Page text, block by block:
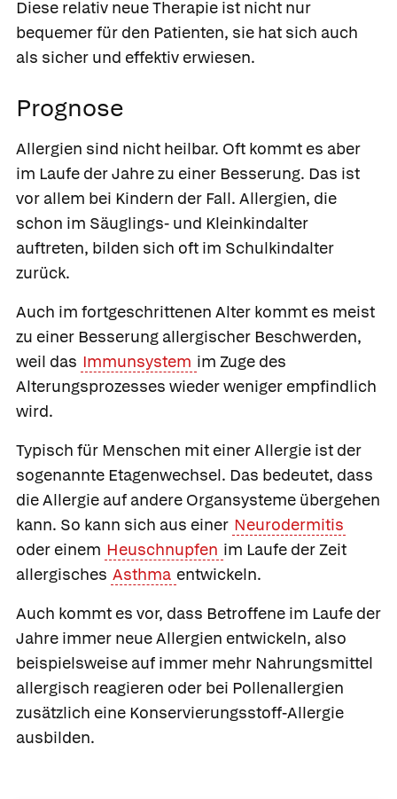
Diese relativ neue Therapie ist nicht nur
bequemer für den Patienten, sie hat sich auch
als sicher und effektiv erwiesen.
Prognose
Allergien sind nicht heilbar. Oft kommt es aber
im Laufe der Jahre zu einer Besserung. Das ist
vor allem bei Kindern der Fall. Allergien, die
schon im Säuglings- und Kleinkindalter
auftreten, bilden sich oft im Schulkindalter
zurück.
Auch im fortgeschrittenen Alter kommt es meist
zu einer Besserung allergischer Beschwerden,
weil das Immunsystem im Zuge des
Alterungsprozesses wieder weniger empfindlich
wird.
Typisch für Menschen mit einer Allergie ist der
sogenannte Etagenwechsel. Das bedeutet, dass
die Allergie auf andere Organsysteme übergehen
kann. So kann sich aus einer Neurodermitis
oder einem Heuschnupfen im Laufe der Zeit
allergisches Asthma entwickeln.
Auch kommt es vor, dass Betroffene im Laufe der
Jahre immer neue Allergien entwickeln, also
beispielsweise auf immer mehr Nahrungsmittel
allergisch reagieren oder bei Pollenallergien
zusätzlich eine Konservierungsstoff-Allergie
ausbilden.